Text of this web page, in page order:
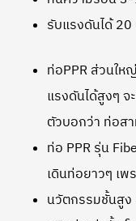
รับแรงดันได้ 20
ท่อPPR ส่วนใ
แรงดันได้สูงๆ
ตัวบอกว่า ท่อสา
ท่อ PPR รุ่น
เดินท่อยาวๆ เพ
นวัตกรรมชั้นสูง